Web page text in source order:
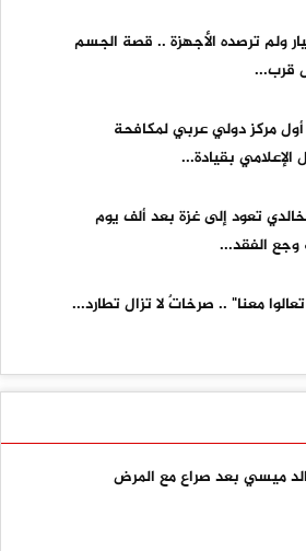
ولم ترصده الأجهزة .. قصة الجسم
قرب...
مركز دولي عربي لمكافحة
الإعلامي بقيادة...
تعود إلى غزة بعد ألف يوم
وجع الفقد...
معنا" .. صرخاتٌ لا تزال تطارد...
ميسي بعد صراع مع المرض